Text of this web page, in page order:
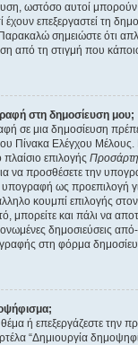
ωστόσο αυτοί
επεξεργαστεί τη
Παρακαλώ σημειώστε ότι
από τη στιγμή που
στη δημοσίευση μου;
σε μια δημοσίευση
Πίνακα Ελέγχου Μέλους.
επιλογής
να προσθέσετε την
ως προεπιλογή
κουμπί επιλογής
μπορείτε και πάλι να
δημοσιεύσεις από-
στη φόρμα
ή επεξεργάζεστε την
“Δημιουργία